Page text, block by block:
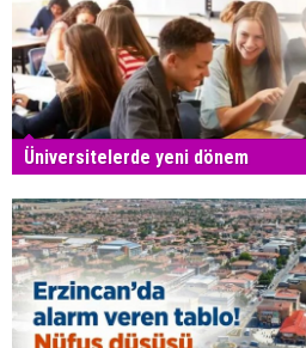
Üniversitelerde yeni dönem